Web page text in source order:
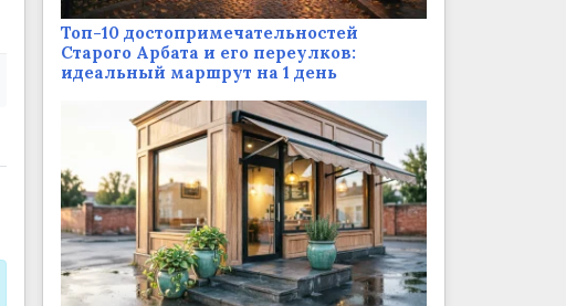
Топ-10 достопримечательностей
Старого Арбата и его переулков:
идеальный маршрут на 1 день